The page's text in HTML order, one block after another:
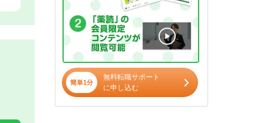
簡単1分
無料転職サポート
に申し込む